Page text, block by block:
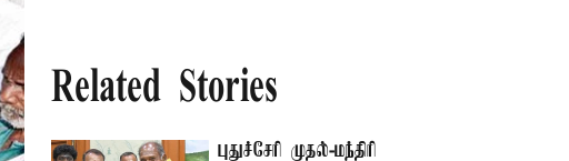
Related Stories
புதுச்சேரி முதல்-மந்திரி